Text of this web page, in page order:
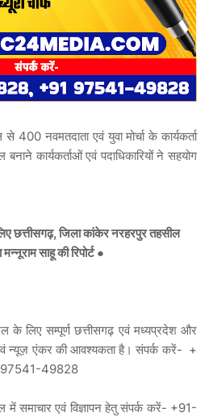
नवमतदाता एवं युवा मोर्चा के कार्यकर्ता
कार्यकर्ताओं एवं पदाधिकारियों ने सहयोग
छत्तीसगढ़, जिला कांकेर नरहरपुर तहसील
मन्नूराम साहू की रिपोर्ट ●
के लिए सम्पूर्ण छत्तीसगढ़ एवं मध्यप्रदेश और
एवं न्यूज़ एंकर की आवश्यकता है। संपर्क करें- +
49828
समाचार एवं विज्ञापन हेतु संपर्क करें- +91-